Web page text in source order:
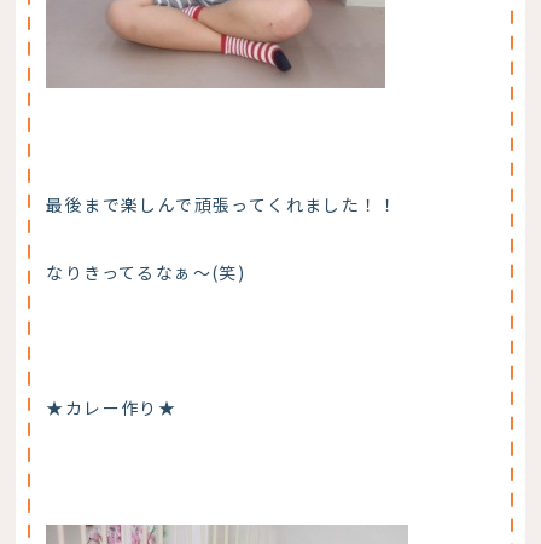
最後まで楽しんで頑張ってくれました！！
なりきってるなぁ～(笑)
★カレー作り★